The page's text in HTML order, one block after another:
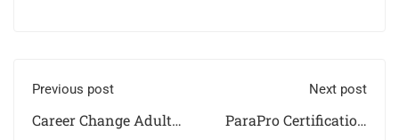
Previous post
Career Change Adult
Next post
ParaPro Certification